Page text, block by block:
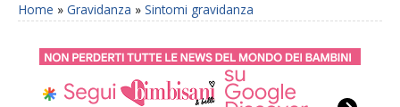
Home » Gravidanza » Sintomi gravidanza